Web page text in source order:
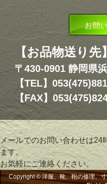
【お品物送り先】
〒430-0901 静岡県
【TEL】
【FAX】
メールでのお問い合わせは24
ます。
お気軽にご連絡ください。
Copyright © 洋服、靴、鞄の修理、